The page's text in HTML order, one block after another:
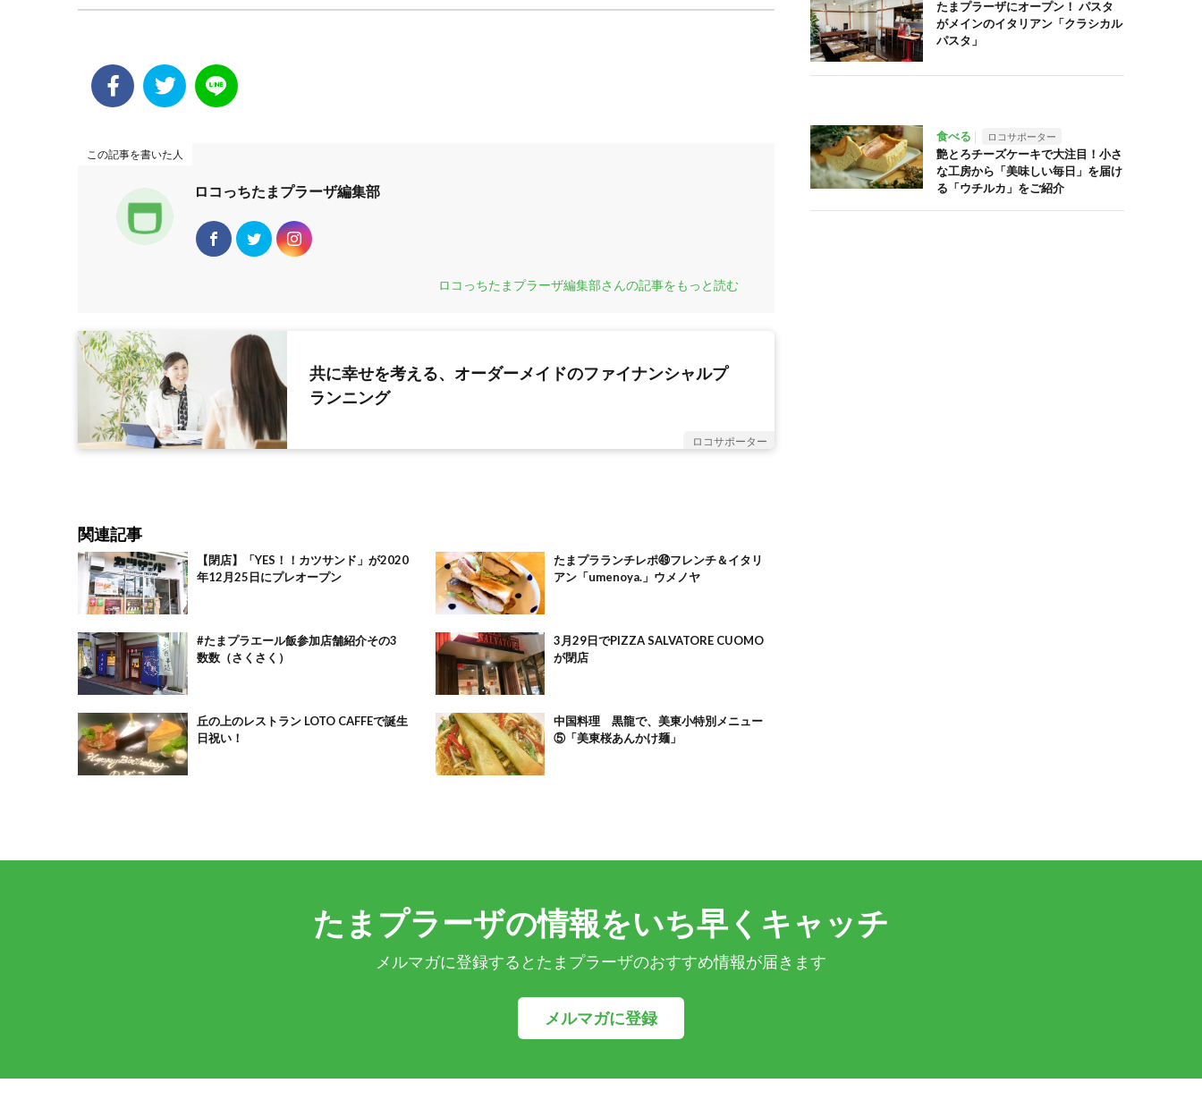
この記事を書いた人
ロコっちたまプラーザ編集部
ロコっちたまプラーザ編集部さんの記事をもっと読む
共に幸せを考える、オーダーメイドのファイナンシャルプ
ランニング
ロコサポーター
関連記事
【閉店】「YES！！カツサンド」が2020
年12月25日にプレオープン
たまプラランチレポ㊾フレンチ＆イタリ
アン「umenoya.」ウメノヤ
#たまプラエール飯参加店舗紹介その3
数数（さくさく）
3月29日でPIZZA SALVATORE CUOMO
が閉店
丘の上のレストラン LOTO CAFFEで誕生
日祝い！
中国料理 黒龍で、美東小特別メニュー
⑤「美東桜あんかけ麺」
たまプラーザにオープン！ パスタ
がメインのイタリアン「クラシカル
パスタ」
食べる ロコサポーター
艶とろチーズケーキで大注目！小さ
な工房から「美味しい毎日」を届け
る「ウチルカ」をご紹介
たまプラーザの情報をいち早くキャッチ
メルマガに登録するとたまプラーザのおすすめ情報が届きます
メルマガに登録